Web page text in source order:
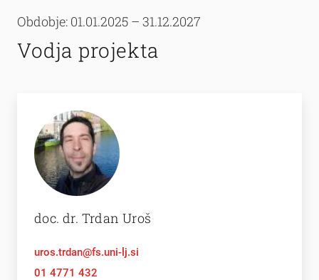
Obdobje: 01.01.2025 – 31.12.2027
Vodja projekta
doc. dr. Trdan Uroš
uros.trdan@fs.uni-lj.si
01 4771 432